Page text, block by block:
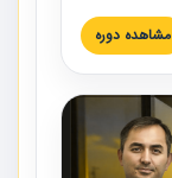
آموزش
بندی اسناد
شده است.
مشاهده دوره